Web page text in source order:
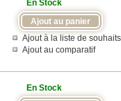
En Stock
Ajout à la liste de souhaits
Ajout au comparatif
En Stock